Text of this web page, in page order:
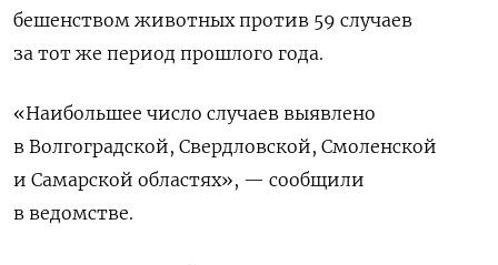
бешенством животных против 59 случаев
за тот же период прошлого года.
«Наибольшее число случаев выявлено
в Волгоградской, Свердловской, Смоленской
и Самарской областях», — сообщили
в ведомстве.